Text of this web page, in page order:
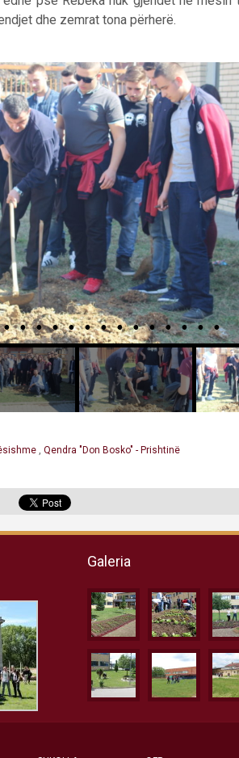
dhe zemrat tona përherë.
, Qendra "Don Bosko" - Prishtinë
Galeria